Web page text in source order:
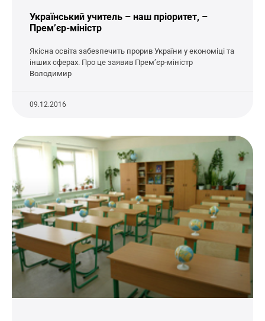
Український учитель – наш пріоритет, –
Прем’єр-міністр
Якісна освіта забезпечить прорив України у економіці та
інших сферах. Про це заявив Прем’єр-міністр
Володимир
09.12.2016